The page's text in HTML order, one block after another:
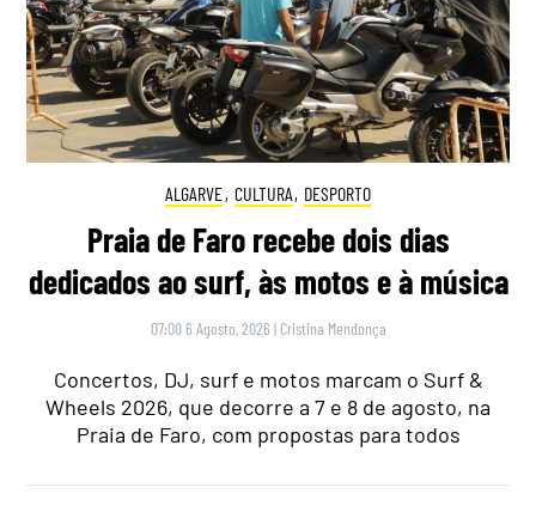
ALGARVE, CULTURA, DESPORTO
Praia de Faro recebe dois dias
dedicados ao surf, às motos e à música
07:00 6 Agosto, 2026 | Cristina Mendonça
Concertos, DJ, surf e motos marcam o Surf &
Wheels 2026, que decorre a 7 e 8 de agosto, na
Praia de Faro, com propostas para todos